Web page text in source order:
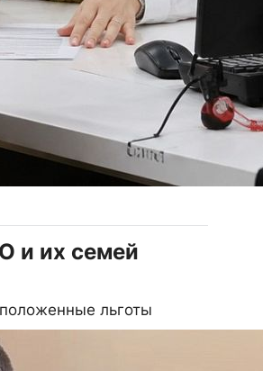
и их семей
льготы